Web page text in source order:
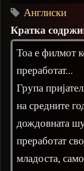
Англиски
Кратка
Тоа е филмот
преработат...
Група
на средните
дождовната
преработат
младоста,